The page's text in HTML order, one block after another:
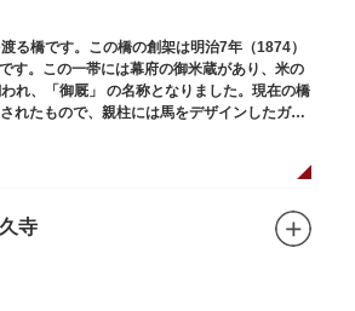
る橋です。この橋の創架は明治7年（1874）
す。この一帯には幕府の御米蔵があり、米の
れ、「御厩」 の名称となりました。現在の橋
れたもので、親柱には馬をデザインしたガラ
寺